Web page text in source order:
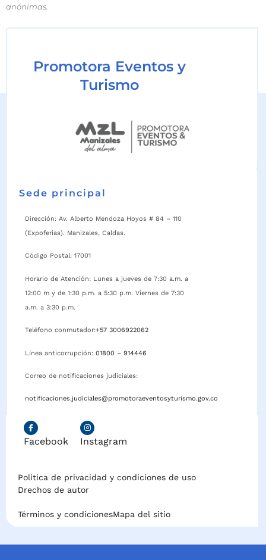
anónimas.
Promotora Eventos y
Turismo
Sede principal
Dirección: Av. Alberto Mendoza Hoyos # 84 – 110
(Expoferias). Manizales, Caldas.
Código Postal: 17001
Horario de Atención: Lunes a jueves de 7:30 a.m. a
12:00 m y de 1:30 p.m. a 5:30 p.m. Viernes de 7:30
a.m. a 3:30 p.m.
Teléfono conmutador:+57 3006922062
Línea anticorrupción: 01800 – 914446
Correo de notificaciones judiciales:
notificaciones.judiciales@promotoraeventosyturismo.gov.co
Facebook Instagram
Política de privacidad y condiciones de uso
Drechos de autor
Términos y condicionesMapa del sitio